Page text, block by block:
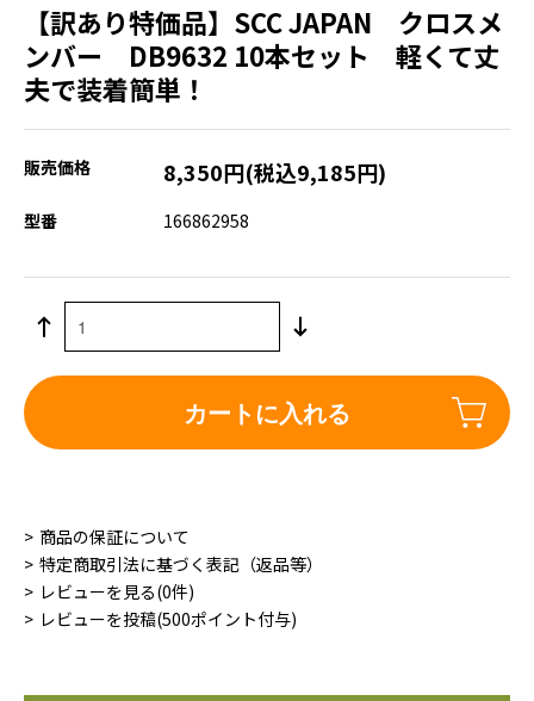
【訳あり特価品】SCC JAPAN クロスメ
ンバー DB9632 10本セット 軽くて丈
夫で装着簡単！
販売価格 8,350円(税込9,185円)
型番 166862958
カートに入れる
商品の保証について
特定商取引法に基づく表記（返品等）
レビューを見る(0件)
レビューを投稿(500ポイント付与)